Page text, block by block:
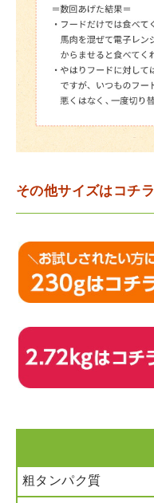
その他サイズはコチラ
粗タンパク質